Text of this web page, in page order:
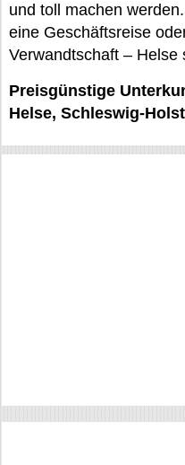
und toll machen
eine Geschäftsreise
Verwandtschaft – Helse
Preisgünstige
Helse, Schleswig-